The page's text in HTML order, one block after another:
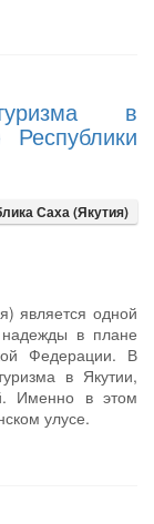
в
Саха (Якутия)
является одной
в плане
Федерации. В
в Якутии,
Именно в этом
улусе.